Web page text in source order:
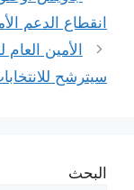
انقطاع الدعم
الأمين
سيترشح
البحث